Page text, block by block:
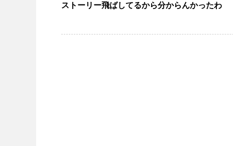
ストーリー飛ばしてるから分からんかったわ